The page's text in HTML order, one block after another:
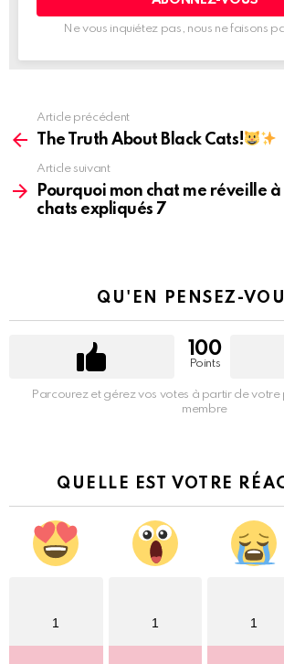
Ne vous inquiétez pas, nous ne faisons
Voir
plus
Article précédent
The Truth About Black Cats!
Article suivant
Pourquoi mon chat me réveille à
chats expliqués 7
QU'EN PENSEZ-
100
Points
Parcourez et gérez vos votes à partir de
membre
QUELLE EST VOTRE
1 1 1